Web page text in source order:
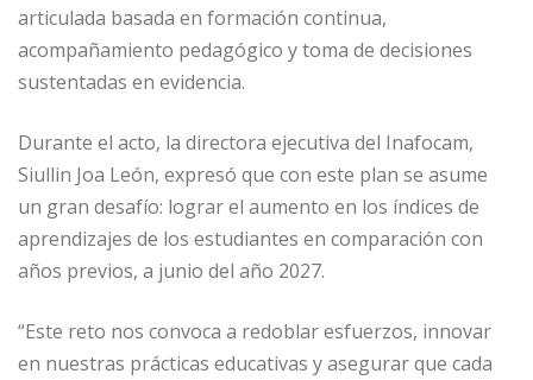
articulada basada en formación continua,
acompañamiento pedagógico y toma de decisiones
sustentadas en evidencia.
Durante el acto, la directora ejecutiva del Inafocam,
Siullin Joa León, expresó que con este plan se asume
un gran desafío: lograr el aumento en los índices de
aprendizajes de los estudiantes en comparación con
años previos, a junio del año 2027.
“Este reto nos convoca a redoblar esfuerzos, innovar
en nuestras prácticas educativas y asegurar que cada